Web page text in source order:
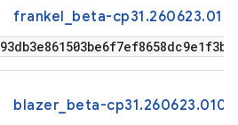
frankel_beta-
blazer_beta-